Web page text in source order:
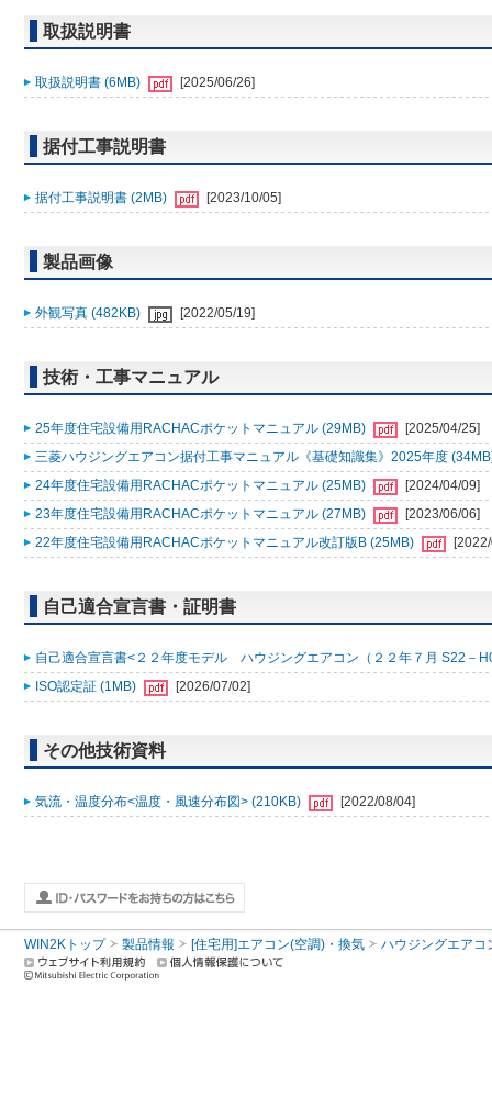
取扱説明書
取扱説明書 (6MB) [2025/06/26]
据付工事説明書
据付工事説明書 (2MB) [2023/10/05]
製品画像
外観写真 (482KB) [2022/05/19]
技術・工事マニュアル
25年度住宅設備用RACHACポケットマニュアル (29MB)
[2025/04/25]
三菱ハウジングエアコン据付工事マニュアル《基礎知識集》2025年度
24年度住宅設備用RACHACポケットマニュアル (25MB)
[2024/04/09]
23年度住宅設備用RACHACポケットマニュアル (27MB)
[2023/06/06]
22年度住宅設備用RACHACポケットマニュアル改訂版B (25MB)
自己適合宣言書・証明書
自己適合宣言書<２２年度モデル ハウジングエアコン（２２年７月 S22－
ISO認定証 (1MB)
[2026/07/02]
その他技術資料
気流・温度分布<温度・風速分布図> (210KB) [2022/08/04]
WIN2Kトップ 製品情報 [住宅用]エアコン(空調)・換気 ハウジングエアコ